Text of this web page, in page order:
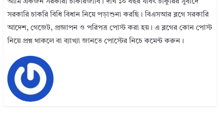
আমি একজন সরকারী চাকরিজীবি। দীর্ঘ ১০ বছর যাবৎ চাকুরির সুবাদে
সরকারি চাকরি বিধি বিধান নিয়ে পড়াশুনা করছি। বিএসআর ব্লগে সরকারি
আদেশ, গেজেট, প্রজ্ঞাপন ও পরিপত্র পোস্ট করা হয়। এ ব্লগের কোন পোস্ট
নিয়ে প্রশ্ন থাকলে বা ব্যাখ্যা জানতে পোস্টের নিচে কমেন্ট করুন।